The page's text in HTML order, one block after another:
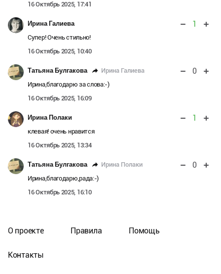
16 Октябрь 2025, 17:41
Ирина Галиева 1
Супер! Очень стильно!
16 Октябрь 2025, 10:40
Татьяна Булгакова Ирина Галиева 0
Ирина,благодарю за слова:-)
16 Октябрь 2025, 16:09
Ирина Полаки 1
клевая! очень нравится
16 Октябрь 2025, 13:34
Татьяна Булгакова Ирина Полаки 0
Ирина,благодарю,рада:-)
16 Октябрь 2025, 16:10
О проекте Правила Помощь
Контакты